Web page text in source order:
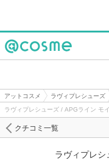
アットコスメ ラヴィプレシューズ
ラヴィプレシューズ / APGライン モ
クチコミ一覧
ラヴィプレシ